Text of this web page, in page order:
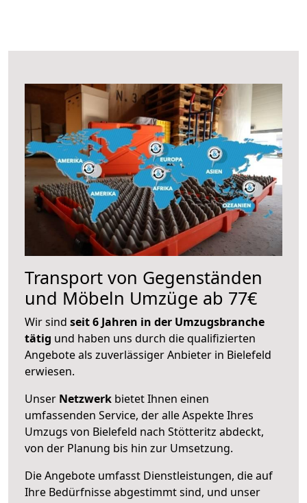
Transport von Gegenständen
und Möbeln Umzüge ab 77€
Wir sind seit 6 Jahren in der Umzugsbranche
tätig und haben uns durch die qualifizierten
Angebote als zuverlässiger Anbieter in Bielefeld
erwiesen.
Unser Netzwerk bietet Ihnen einen
umfassenden Service, der alle Aspekte Ihres
Umzugs von Bielefeld nach Stötteritz abdeckt,
von der Planung bis hin zur Umsetzung.
Die Angebote umfasst Dienstleistungen, die auf
Ihre Bedürfnisse abgestimmt sind, und unser